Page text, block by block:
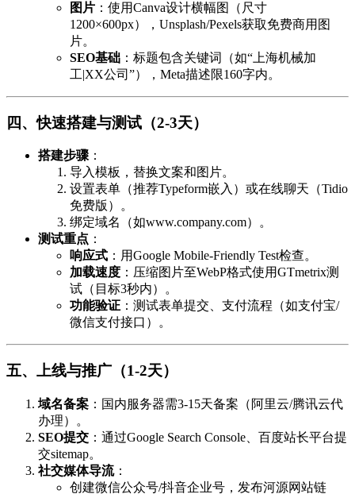
图片 ：使用Canva设计横幅图（尺寸
1200×600px），Unsplash/Pexels获取免费商用图
片。
SEO基础 ：标题包含关键词（如“上海机械加
工|XX公司”），Meta描述限160字内。
四、快速搭建与测试（2-3天）
搭建步骤：
导入模板，替换文案和图片。
设置表单（推荐Typeform嵌入）或在线聊天（Tidio
免费版）。
绑定域名（如www.company.com）。
测试重点 ：
响应式 ：用Google Mobile-Friendly Test检查。
加载速度 ：压缩图片至WebP格式使用GTmetrix测
试（目标3秒内）。
功能验证 ：测试表单提交、支付流程（如支付宝/
微信支付接口）。
五、上线与推广（1-2天）
域名备案 ：国内服务器需3-15天备案（阿里云/腾讯云代
办理）。
SEO提交 ：通过Google Search Console、百度站长平台提
交sitemap。
社交媒体导流：
创建微信公众号/抖音企业号，发布河源网站链